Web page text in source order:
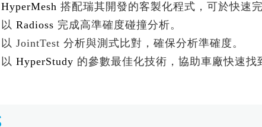
HyperMesh 搭配瑞其開發的客製化程式，可於快速
以 Radioss 完成高準確度碰撞分析。
以 JointTest 分析與測式比對，確保分析準確度。
以 HyperStudy 的參數最佳化技術，協助車廠快速找